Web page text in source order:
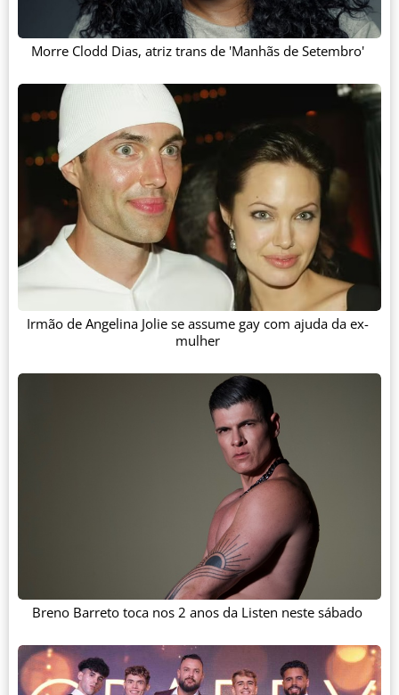
Morre Clodd Dias, atriz trans de 'Manhãs de Setembro'
Irmão de Angelina Jolie se assume gay com ajuda da ex-
mulher
Breno Barreto toca nos 2 anos da Listen neste sábado